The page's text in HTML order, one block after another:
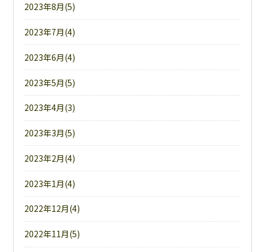
2023年8月(5)
2023年7月(4)
2023年6月(4)
2023年5月(5)
2023年4月(3)
2023年3月(5)
2023年2月(4)
2023年1月(4)
2022年12月(4)
2022年11月(5)